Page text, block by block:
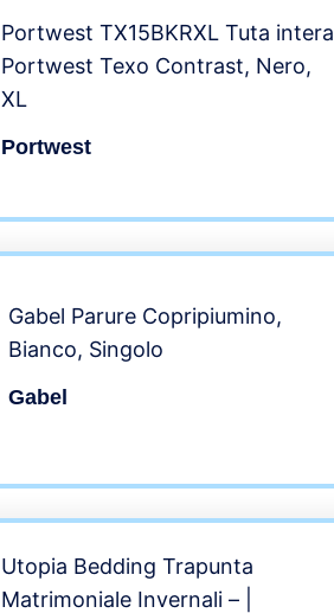
Portwest TX15BKRXL Tuta intera
Portwest Texo Contrast, Nero,
XL
Portwest
Gabel Parure Copripiumino,
Bianco, Singolo
Gabel
Utopia Bedding Trapunta
Matrimoniale Invernali – |